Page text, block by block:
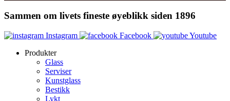
Sammen om livets fineste øyeblikk siden 1896
Instagram Facebook
Youtube
Produkter
Glass
Serviser
Kunstglass
Bestikk
Lykt